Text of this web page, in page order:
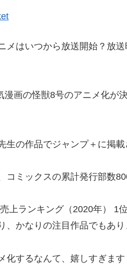
メはいつから放送開始？放
漫画の怪獣8号のアニメ化が
生の作品でジャンプ＋に掲載
コミックスの累計発行部数
上ランキング（2020年） 1
、かなりの注目作品でもあり
化するなんて、嬉しすぎます